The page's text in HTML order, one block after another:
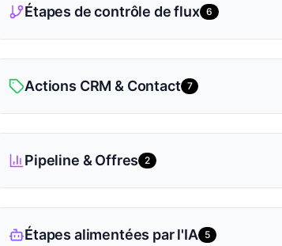
Étapes de contrôle de flux 6
Actions CRM & Contact 7
Pipeline & Offres 2
Étapes alimentées par l'IA 5